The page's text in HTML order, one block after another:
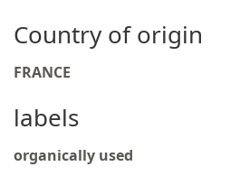
Country of origin
FRANCE
labels
organically used